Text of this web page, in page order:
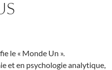
le « Monde Un ».
et en psychologie analytique,